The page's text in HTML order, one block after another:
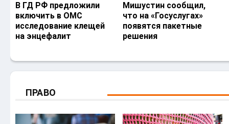
В ГД РФ предложили
включить в ОМС
исследование клещей
на энцефалит
Мишустин сообщил,
что на «Госуслугах»
появятся пакетные
решения
ПРАВО